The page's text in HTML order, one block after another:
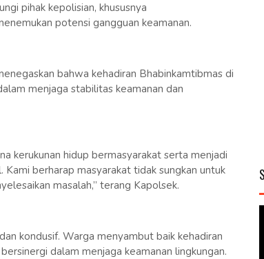
pihak kepolisian, khususnya
potensi gangguan keamanan.
bahwa kehadiran Bhabinkamtibmas di
menjaga stabilitas keamanan dan
kerukunan hidup bermasyarakat serta menjadi
berharap masyarakat tidak sungkan untuk
masalah,” terang Kapolsek.
kondusif. Warga menyambut baik kehadiran
dalam menjaga keamanan lingkungan.